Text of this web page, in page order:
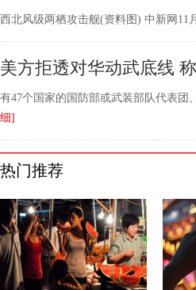
西北风级两栖攻击舰(资料图) 中新网11
美方拒透对华动武底线
有47个国家的国防部或武装部队代表团
细]
热门推荐